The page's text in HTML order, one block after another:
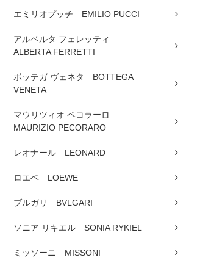
エミリオプッチ EMILIO PUCCI
アルベルタ フェレッティ
ALBERTA FERRETTI
ボッテガ ヴェネタ BOTTEGA
VENETA
マウリツィオ ペコラーロ
MAURIZIO PECORARO
レオナール LEONARD
ロエベ LOEWE
ブルガリ BVLGARI
ソニア リキエル SONIA RYKIEL
ミッソーニ MISSONI